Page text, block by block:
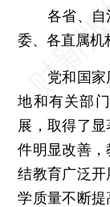
各省、自治
委、各直属机
党和国家历
地和有关部
展，取得了
件明显改善
结教育广泛
学质量不断